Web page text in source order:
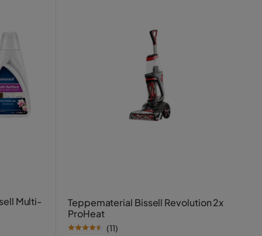
Multi-
Teppematerial Bissell Revolution 2x
ProHeat
(11)